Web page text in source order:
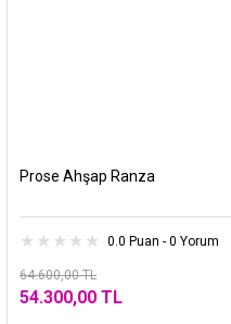
Prose Ahşap Ranza
0.0 Puan - 0 Yorum
64.600,00 TL
54.300,00 TL